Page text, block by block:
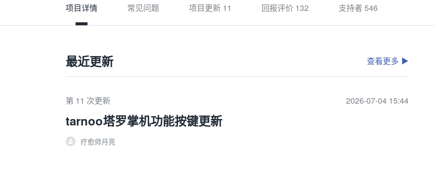
项目详情 常见问题 项目更新 11 回报评价 132 支持者 546
最近更新 查看更多
第 11 次更新 2026-07-04 15:44
tarnoo塔罗掌机功能按键更新
疗愈师月亮